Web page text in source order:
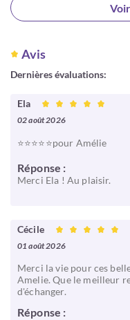
Avis
Dernières évaluations:
Ela
02 août 2026
⭐️⭐️⭐️⭐️⭐️pour Amélie
Réponse :
Merci Ela ! Au plaisir.
Cécile
01 août 2026
Merci la vie pour ces
Amelie. Que le meilleur
d'échanger.
Réponse :